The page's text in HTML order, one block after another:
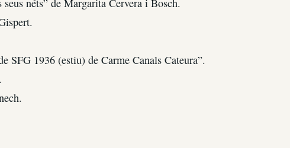
SFG 1936 (estiu) de Carme Canals Cateura”.